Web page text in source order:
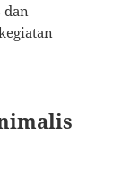
dan